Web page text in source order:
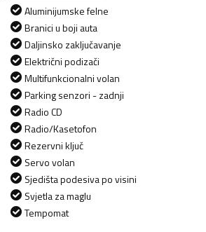
Aluminijumske felne
Branici u boji auta
Daljinsko zaključavanje
Električni podizači
Multifunkcionalni volan
Parking senzori - zadnji
Radio CD
Radio/Kasetofon
Rezervni ključ
Servo volan
Sjedišta podesiva po visini
Svjetla za maglu
Tempomat